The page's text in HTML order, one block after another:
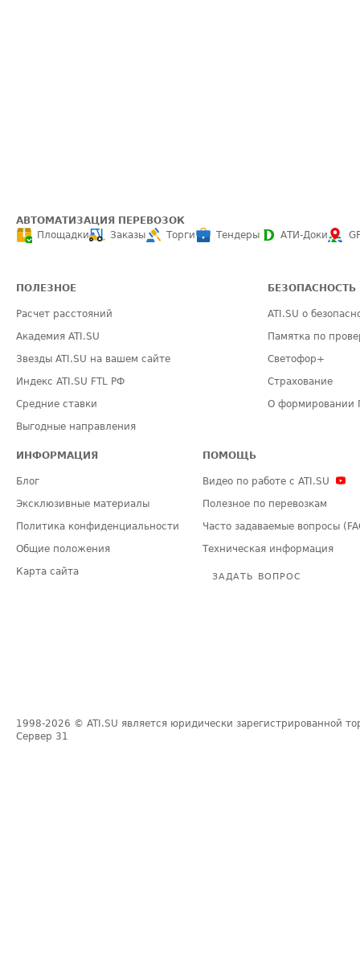
АВТОМАТИЗАЦИЯ ПЕРЕВОЗОК
Площадки
Заказы Торги Тендеры АТИ-Доки
ПОЛЕЗНОЕ
Расчет расстояний
Академия ATI.SU
Звезды ATI.SU на вашем сайте
Индекс ATI.SU FTL РФ
Средние ставки
Выгодные направления
БЕЗОПАСНОСТЬ
ATI.SU о
Памятка по
Светофор+
Страхование
О формировании
ИНФОРМАЦИЯ
Блог
Эксклюзивные материалы
Политика конфиденциальности
Общие положения
Карта сайта
ПОМОЩЬ
Видео по работе с ATI.SU
Полезное по перевозкам
Часто задаваемые вопросы
Техническая информация
ЗАДАТЬ ВОПРОС
1998-2026 © ATI.SU является юридически зарегистрированной
Сервер 31